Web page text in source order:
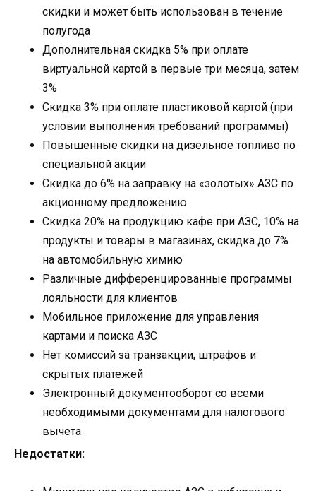
скидки и может быть использован в течение
полугода
Дополнительная скидка 5% при оплате
виртуальной картой в первые три месяца, затем
3%
Скидка 3% при оплате пластиковой картой (при
условии выполнения требований программы)
Повышенные скидки на дизельное топливо по
специальной акции
Скидка до 6% на заправку на «золотых» АЗС по
акционному предложению
Скидка 20% на продукцию кафе при АЗС, 10% на
продукты и товары в магазинах, скидка до 7%
на автомобильную химию
Различные дифференцированные программы
лояльности для клиентов
Мобильное приложение для управления
картами и поиска АЗС
Нет комиссий за транзакции, штрафов и
скрытых платежей
Электронный документооборот со всеми
необходимыми документами для налогового
вычета
Недостатки: